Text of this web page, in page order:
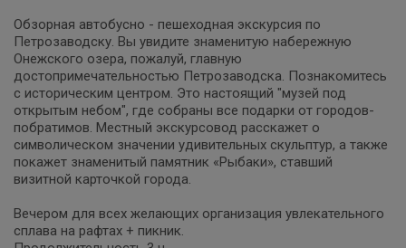
Обзорная автобусно - пешеходная экскурсия по
Петрозаводску. Вы увидите знаменитую набережную
Онежского озера, пожалуй, главную
достопримечательностью Петрозаводска. Познакомитесь
с историческим центром. Это настоящий "музей под
открытым небом", где собраны все подарки от городов-
побратимов. Местный экскурсовод расскажет о
символическом значении удивительных скульптур, а также
покажет знаменитый памятник «Рыбаки», ставший
визитной карточкой города.
Вечером для всех желающих организация увлекательного
сплава на рафтах + пикник.